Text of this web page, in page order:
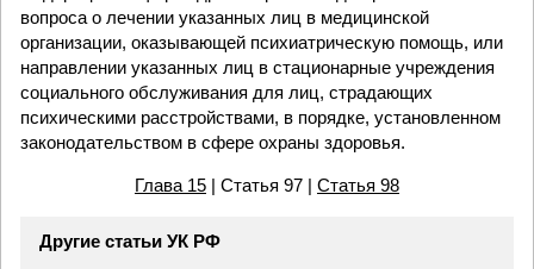
вопроса о лечении указанных лиц в медицинской
организации, оказывающей психиатрическую помощь, или
направлении указанных лиц в стационарные учреждения
социального обслуживания для лиц, страдающих
психическими расстройствами, в порядке, установленном
законодательством в сфере охраны здоровья.
Глава 15| Статья 97 | Статья 98
Другие статьи УК РФ